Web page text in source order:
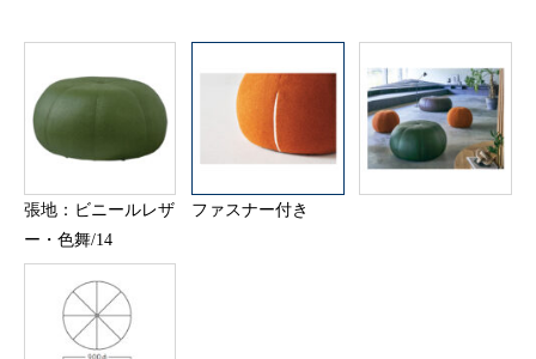
張地：ビニールレザ
ー・色舞/14
ファスナー付き